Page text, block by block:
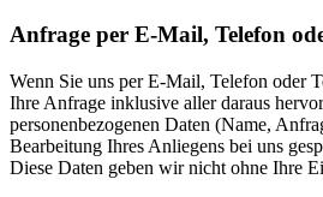
Anfrage per E-Mail, Telefon
Wenn Sie uns per E-Mail, Telefon oder
Ihre Anfrage inklusive aller daraus
personenbezogenen Daten (Name,
Bearbeitung Ihres Anliegens bei uns
Diese Daten geben wir nicht ohne Ihre